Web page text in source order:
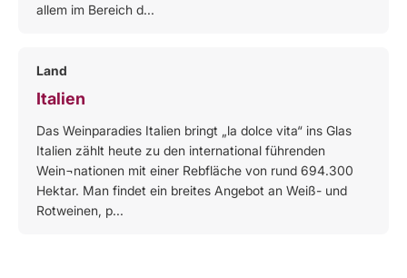
allem im Bereich d...
Land
Italien
Das Weinparadies Italien bringt „la dolce vita“ ins Glas
Italien zählt heute zu den international führenden
Wein¬nationen mit einer Rebfläche von rund 694.300
Hektar. Man findet ein breites Angebot an Weiß- und
Rotweinen, p...